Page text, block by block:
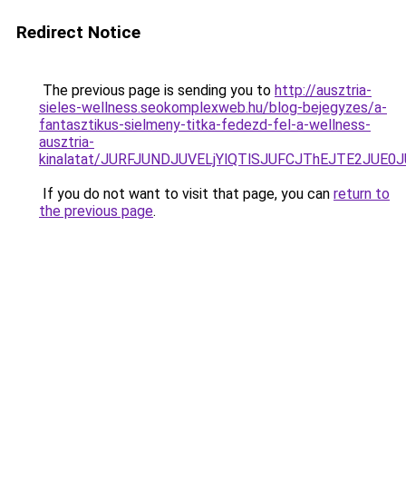
Redirect Notice
The previous page is sending you to http://ausztria-
sieles-wellness.seokomplexweb.hu/blog-bejegyzes/a-
fantasztikus-sielmeny-titka-fedezd-fel-a-wellness-
ausztria-
kinalatat/
If you do not want to visit that page, you can return to
the previous page.